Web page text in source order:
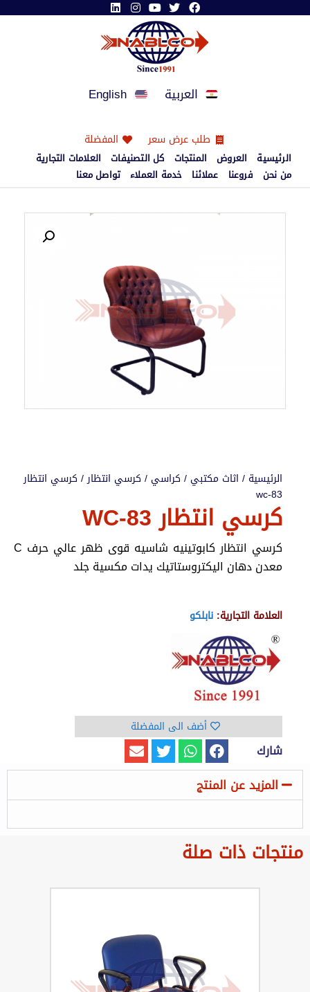
العربية English
طلب عرض سعر المفضلة
الرئيسية العروض المنتجات كل التصنيفات
العلامات التجارية
من نحن فروعنا عملائنا خدمة العملاء تواصل معنا
الرئيسية / اثاث مكتبي / كراسي / كرسي انتظار/ كرسي انتظار
wc-83
كرسي انتظار WC-83
كرسي انتظار كابوتينيه شاسيه قوى ظهر عالي حرف C
معدن دهان اليكتروستاتيك يدات مكسية جلد
العلامة التجارية: نابلكو
أضف الى المفضلة
شارك
المزيد عن المنتج
منتجات ذات صلة